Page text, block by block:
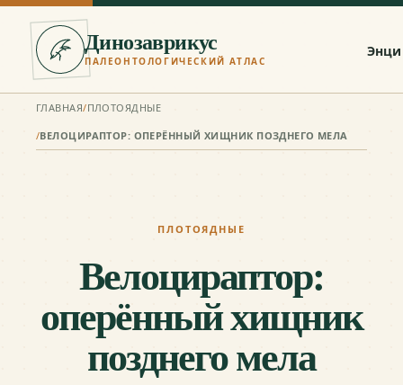
Динозаврикус
ПАЛЕОНТОЛОГИЧЕСКИЙ АТЛАС
ГЛАВНАЯ/ПЛОТОЯДНЫЕ
/ВЕЛОЦИРАПТОР: ОПЕРЁННЫЙ ХИЩНИК ПОЗДНЕГО МЕЛА
ПЛОТОЯДНЫЕ
Велоцираптор:
оперённый хищник
позднего мела